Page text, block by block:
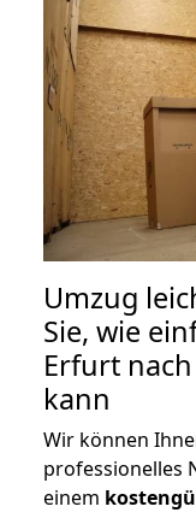
Umzug
Sie, wie
Erfurt
kann
Wir können
professionelles
einem